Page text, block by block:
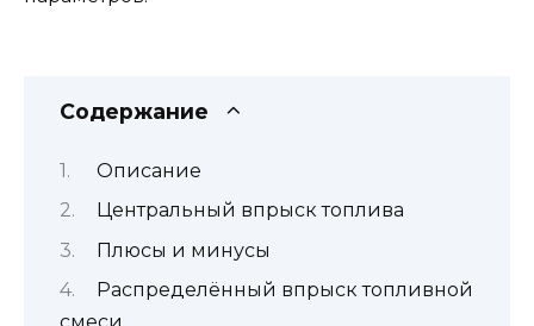
Содержание
Описание
Центральный впрыск топлива
Плюсы и минусы
Распределённый впрыск топливной